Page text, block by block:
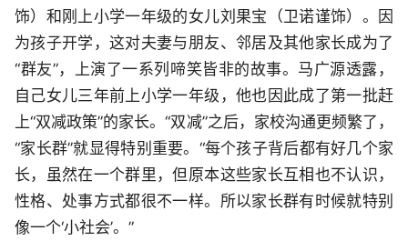
饰）和刚上小学一年级的女儿刘果宝（卫诺谨饰）。因
为孩子开学，这对夫妻与朋友、邻居及其他家长成为了
“群友”，上演了一系列啼笑皆非的故事。马广源透露，
自己女儿三年前上小学一年级，他也因此成了第一批赶
上“双减政策”的家长。“双减”之后，家校沟通更频繁了，
“家长群”就显得特别重要。“每个孩子背后都有好几个家
长，虽然在一个群里，但原本这些家长互相也不认识，
性格、处事方式都很不一样。所以家长群有时候就特别
像一个‘小社会’。”